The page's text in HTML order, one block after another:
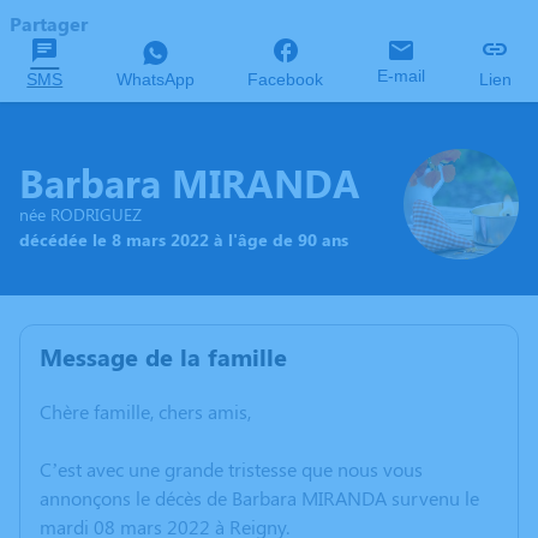
Partager
SMS WhatsApp Facebook E-mail Lien
Barbara MIRANDA
née RODRIGUEZ
décédée le 8 mars 2022 à l'âge de 90 ans
Message de la famille
Chère famille, chers amis,
C’est avec une grande tristesse que nous vous
annonçons le décès de Barbara MIRANDA survenu le
mardi 08 mars 2022 à Reigny.